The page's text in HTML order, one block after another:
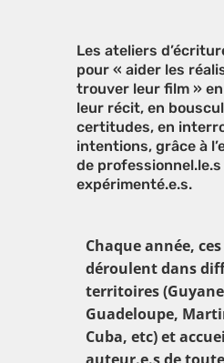
Les ateliers
pour « aider les
trouver leur film »
leur récit, en
certitudes, en
intentions, grâce à
de professionnel.le.s
expérimenté.e.s.
Chaque année,
déroulent dans
territoires
Guadeloupe,
Cuba, etc) et
auteur.e.s de